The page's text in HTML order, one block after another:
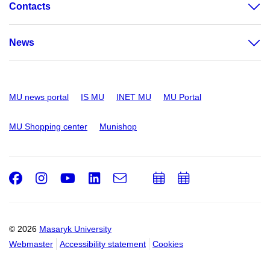
Contacts
News
MU news portal IS MU INET MU MU Portal
MU Shopping center Munishop
© 2026 Masaryk University
Webmaster
Accessibility statement Cookies
Facebook
Instagram
Youtube
LinkedIn
e-
AddAdd